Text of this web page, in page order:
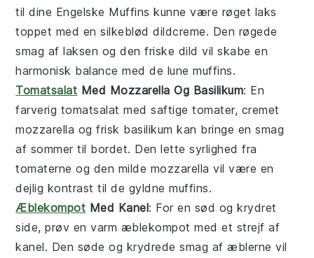
til dine Engelske Muffins kunne være røget laks
toppet med en silkebløddildcreme. Den røgede
smag aflaksen og den friske dild vil skabe en
harmonisk balance med de lune muffins.
Tomatsalat Med Mozzarella Og Basilikum: En
farverig tomatsalat med saftigetomater, cremet
mozzarella og frisk basilikum kan bringe en smag
af sommer til bordet. Den lette syrlighed fra
tomaterne og den milde mozzarella vil være en
dejlig kontrast til de gyldne muffins.
Æblekompot Med Kanel: For en sød og krydret
side, prøv en varm æblekompot med et strejf af
kanel. Den søde og krydrede smag afæblerne vil